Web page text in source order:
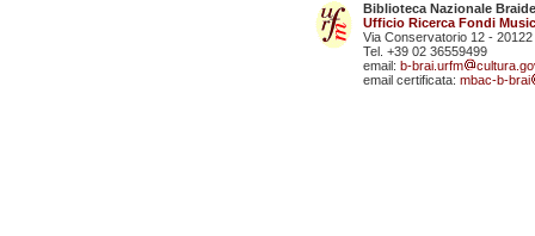
Biblioteca Nazionale
Ufficio Ricerca Fondi
Via Conservatorio 12 - 20122
Tel. +39 02 36559499
email: b-brai.urfm
email certificata: mbac-b-brai